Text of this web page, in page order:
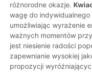
różnorodne okazje.
wagę do
umożliwiając wyrażenie
ważnych momentów
jest niesienie radości
zapewnianie wysokiej
propozycji